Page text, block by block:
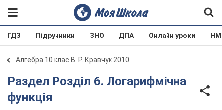
ГДЗ Підручники ЗНО ДПА Онлайн уроки
Алгебра 10 клас В. Р. Кравчук 2010
Раздел Розділ 6. Логарифмічна
функція